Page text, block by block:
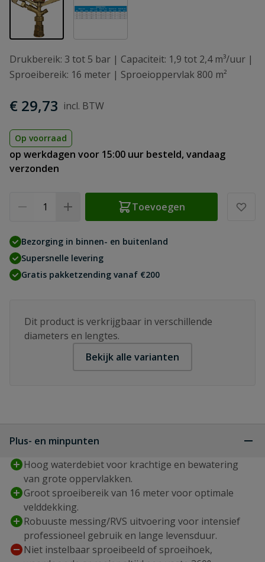
Drukbereik: 3 tot 5 bar | Capaciteit: 1,9 tot 2,4 m³/uur |
Sproeibereik: 16 meter | Sproeioppervlak 800 m²
€ 29,73
Op voorraad
op werkdagen voor 15:00 uur besteld, vandaag
verzonden
Toevoegen
Bezorging in binnen- en buitenland
Supersnelle levering
Gratis pakketzending vanaf €200
Dit product is verkrijgbaar in verschillende
diameters en lengtes.
Bekijk alle varianten
Plus- en minpunten
Hoog waterdebiet voor krachtige en bewatering
van grote oppervlakken.
Groot sproeibereik van 16 meter voor optimale
velddekking.
Robuuste messing/RVS uitvoering voor intensief
professioneel gebruik en lange levensduur.
Niet instelbaar sproeibeeld of sproeihoek,